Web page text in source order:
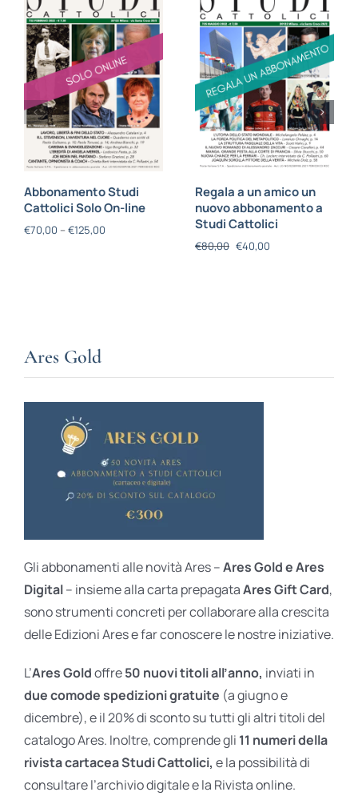
Abbonamento Studi
Cattolici Solo On-line
€70,00 – €125,00
Regala a un amico un
nuovo abbonamento a
Studi Cattolici
€80,00 €40,00
Ares Gold
Gli abbonamenti alle novità Ares –Ares Gold e Ares
Digital– insieme alla carta prepagataAres Gift Card,
sono strumenti concreti per collaborare alla crescita
delle Edizioni Ares e far conoscere le nostre iniziative.
L’Ares Goldoffre50 nuovi titoli all’anno, inviati in
due comode spedizioni gratuite (a giugno e
dicembre), e il 20% di sconto su tutti gli altri titoli del
catalogo Ares. Inoltre, comprende gli 11 numeri della
rivista cartacea Studi Cattolici, e la possibilità di
consultare l’archivio digitale e la Rivista online.